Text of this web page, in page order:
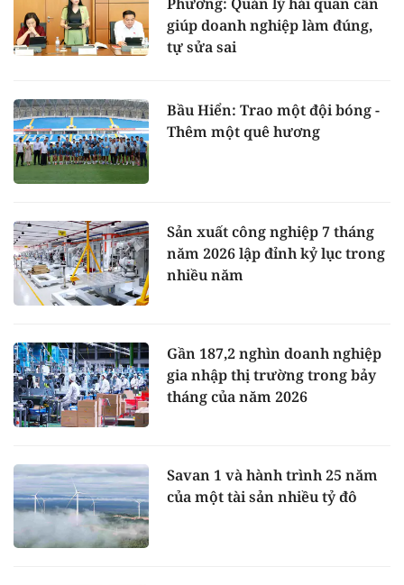
Phương: Quản lý hải quan cần
giúp doanh nghiệp làm đúng,
tự sửa sai
Bầu Hiển: Trao một đội bóng -
Thêm một quê hương
Sản xuất công nghiệp 7 tháng
năm 2026 lập đỉnh kỷ lục trong
nhiều năm
Gần 187,2 nghìn doanh nghiệp
gia nhập thị trường trong bảy
tháng của năm 2026
Savan 1 và hành trình 25 năm
của một tài sản nhiều tỷ đô